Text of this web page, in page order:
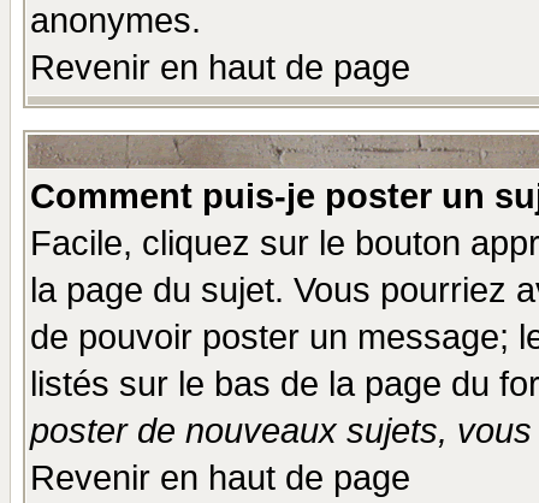
anonymes.
Revenir en haut de page
Comment puis-je poster un
Facile, cliquez sur le bouton
la page du sujet. Vous pourriez
de pouvoir poster un message;
listés sur le bas de la page du
poster de nouveaux sujets,
Revenir en haut de page